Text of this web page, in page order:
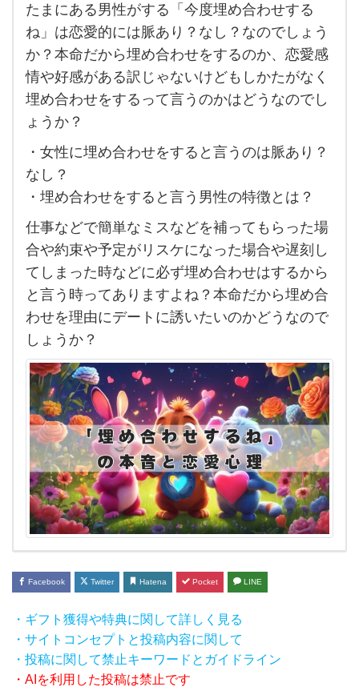
た
ま
に
あ
る男
性が
す
る
「今
度埋
め合
わ
せ
す
る
ね」
は恋
愛的
に
は脈
あ
り？
な
し？
な
の
で
し
たまにある男性がする「今度埋め合わせする
ね」は恋愛的には脈あり？なし？なのでしょう
か？本命だから埋め合わせをするのか、恋愛感
情や好感がある訳じゃないけどもしかたがなく
埋め合わせをするって言うのかはどうなのでし
ょうか？
・女性に埋め合わせをすると言うのは脈あり？
なし？
・埋め合わせをすると言う男性の特徴とは？
仕事などで簡単なミスなどを補ってもらった場
合や約束や予定がリスケになった場合や遅刻し
てしまった時などに必ず埋め合わせはするから
と言う時ってありますよね？本命だから埋め合
わせを理由にデートに誘いたいのかどうなので
しょうか？
Facebook Twitter Hatena Pocket LINE
・ギフト獲得や特典に関して詳しく見る
・サイトコンセプトと投稿内容に関して
・投稿に関して禁止キーワードとガイドライン
・AIを利用した投稿は禁止です